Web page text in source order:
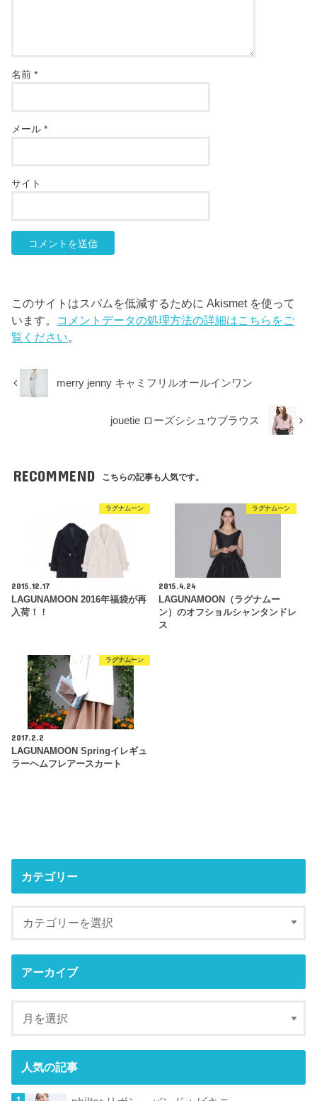
名前*
メール*
サイト
このサイトはスパムを低減するために Akismet を使って
います。 コメントデータの処理方法の詳細はこちらをご
覧ください。
merry jenny キャミフリルオールインワン
jouetie ローズシシュウブラウス
RECOMMEND こちらの記事も人気です。
ラグナムーン
2015.12.17
LAGUNAMOON 2016年福袋が再
入荷！！
ラグナムーン
2015.4.24
LAGUNAMOON（ラグナムー
ン）のオフショルシャンタンドレ
ス
ラグナムーン
2017.2.2
LAGUNAMOON Springイレギュ
ラーヘムフレアースカート
カテゴリー
アーカイブ
人気の記事